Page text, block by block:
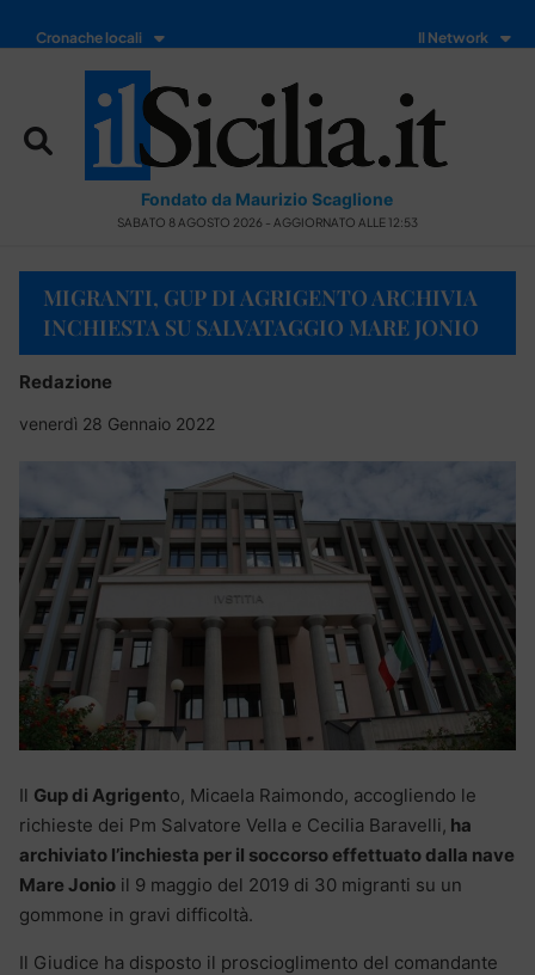
Cronache locali Il Network
Fondato da Maurizio Scaglione
SABATO 8 AGOSTO 2026 - AGGIORNATO ALLE 12:53
MIGRANTI, GUP DI AGRIGENTO ARCHIVIA
INCHIESTA SU SALVATAGGIO MARE JONIO
Redazione
venerdì 28 Gennaio 2022
Il Gup di Agrigento, Micaela Raimondo, accogliendo le
richieste dei Pm Salvatore Vella e Cecilia Baravelli, ha
archiviato l’inchiesta per il soccorso effettuato dalla nave
Mare Jonio il 9 maggio del 2019 di 30 migranti su un
gommone in gravi difficoltà.
Il Giudice ha disposto il proscioglimento del comandante